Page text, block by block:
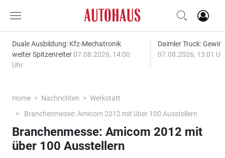
Duale Ausbildung: Kfz-Mechatronik
weiter Spitzenreiter 07.08.2026, 14:00
Uhr
Daimler Truck:
07.08.2026, 13:01
Home Nachrichten
Werkstatt
Branchenmesse: Amicom 2012 mit über 100 Ausstellern
Branchenmesse: Amicom 2012 mit
über 100 Ausstellern